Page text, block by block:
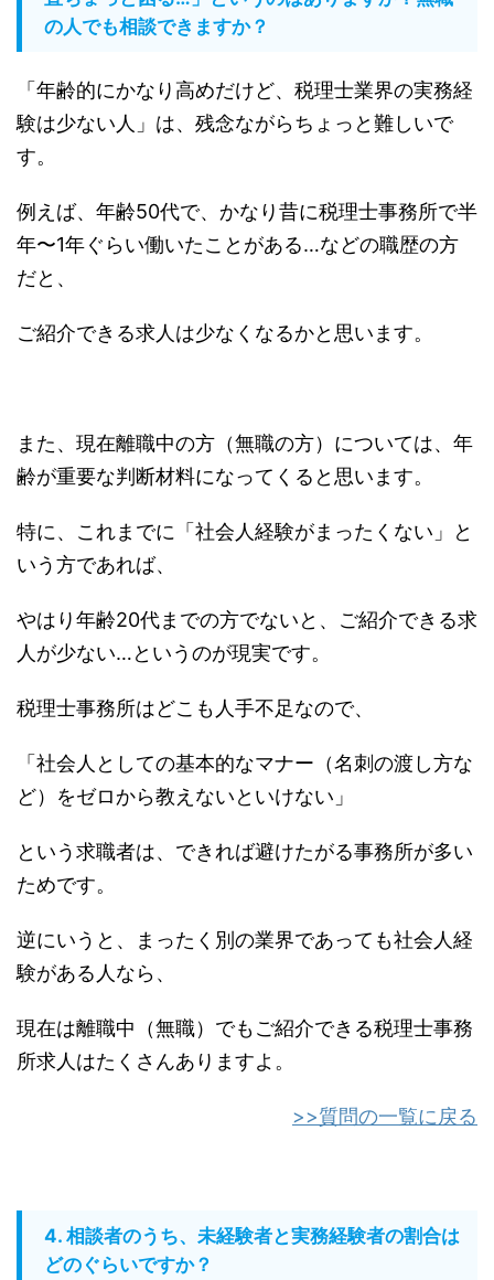
の人でも相談できますか？
「年齢的にかなり高めだけど、税理士業界の実務経
験は少ない人」は、残念ながらちょっと難しいで
す。
例えば、年齢50代で、かなり昔に税理士事務所で半
年〜1年ぐらい働いたことがある…などの職歴の方
だと、
ご紹介できる求人は少なくなるかと思います。
また、現在離職中の方（無職の方）については、年
齢が重要な判断材料になってくると思います。
特に、これまでに「社会人経験がまったくない」と
いう方であれば、
やはり年齢20代までの方でないと、ご紹介できる求
人が少ない…というのが現実です。
税理士事務所はどこも人手不足なので、
「社会人としての基本的なマナー（名刺の渡し方な
ど）をゼロから教えないといけない」
という求職者は、できれば避けたがる事務所が多い
ためです。
逆にいうと、まったく別の業界であっても社会人経
験がある人なら、
現在は離職中（無職）でもご紹介できる税理士事務
所求人はたくさんありますよ。
>>質問の一覧に戻る
4. 相談者のうち、未経験者と実務経験者の割合は
どのぐらいですか？